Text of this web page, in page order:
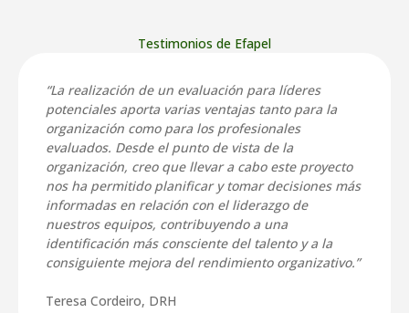
Testimonios de Efapel
“La realización de un evaluación para líderes
potenciales aporta varias ventajas tanto para la
organización como para los profesionales
evaluados. Desde el punto de vista de la
organización, creo que llevar a cabo este proyecto
nos ha permitido planificar y tomar decisiones más
informadas en relación con el liderazgo de
nuestros equipos, contribuyendo a una
identificación más consciente del talento y a la
consiguiente mejora del rendimiento organizativo.”
Teresa Cordeiro, DRH